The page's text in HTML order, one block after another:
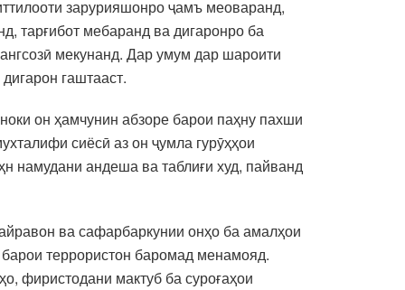
зарурияшонро ҷамъ меоваранд,
тарғибот мебаранд ва дигаронро ба
мекунанд. Дар умум дар шароити
гаштааст.
он ҳамчунин абзоре барои паҳну пахши
сиёсӣ аз он ҷумла гурӯҳҳои
намудани андеша ва таблиғи худ, пайванд
ва сафарбаркунии онҳо ба амалҳои
террористон баромад менамояд.
фиристодани мактуб ба суроғаҳои